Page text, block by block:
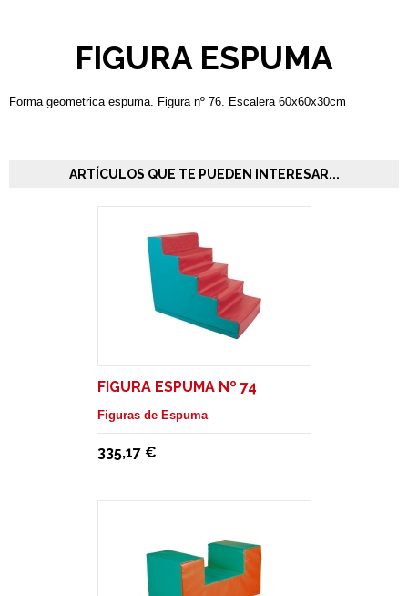
FIGURA ESPUMA
Forma geometrica espuma. Figura nº 76. Escalera 60x60x30cm
ARTÍCULOS QUE TE PUEDEN INTERESAR...
FIGURA ESPUMA Nº 74
Figuras de Espuma
335,17 €